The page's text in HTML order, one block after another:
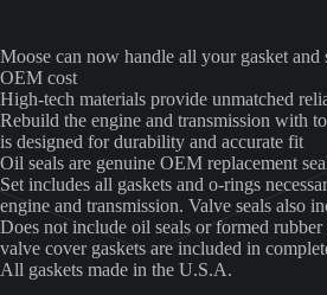
Moose can now handle all your gasket and
OEM cost
High-tech materials provide unmatched
Rebuild the engine and transmission with
is designed for durability and accurate fit
Oil seals are genuine OEM replacement
Set includes all gaskets and o-rings
engine and transmission. Valve seals also
Does not include oil seals or formed
valve cover gaskets are included in
All gaskets made in the U.S.A.